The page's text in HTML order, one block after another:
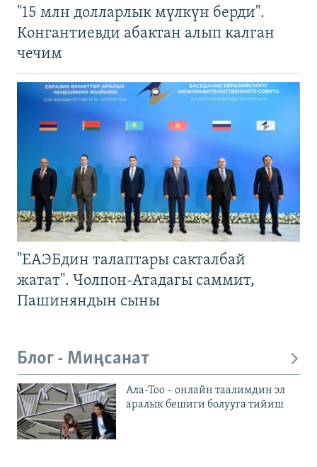
"15 млн долларлык мүлкүн берди".
Конгантиевди абактан алып калган
чечим
"ЕАЭБдин талаптары сакталбай
жатат". Чолпон-Атадагы саммит,
Пашиняндын сыны
Блог - Миңсанат
Ала-Тоо – онлайн таалимдин эл
аралык бешиги болууга тийиш